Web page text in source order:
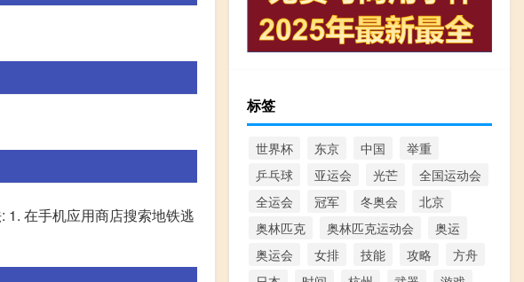
1. 在手机应用商店搜索地铁逃
标签
世界杯 东京 中国
举重
乒乓球
亚运会 光芒
全国运动会
全运会
冠军 冬奥会
北京
奥林匹克
奥林匹克运动会
奥运
奥运会
女排 技能 攻略
方舟